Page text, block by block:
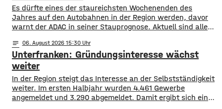
Durchbruch.
Es dürfte eines der staureichsten Wochenenden des
Jahres auf den Autobahnen in der Region werden, davor
warnt der ADAC in seiner Stauprognose. Aktuell sind alle
Hessen, Rheinland-Pfalz und dem Saarland. Auch in den
skandinavischen Ländern beginnt die Schule langsam
wieder. Daher dürfte es auf A 3 und
notes 06. August 2026 15:30
Unterfranken: Gründungsinteresse wächst
weiter
In der Region steigt das Interesse an der Selbstständigkeit
weiter. Im ersten Halbjahr wurden 4.461 Gewerbe
angemeldet und 3.290 abgemeldet. Damit ergibt sich ein